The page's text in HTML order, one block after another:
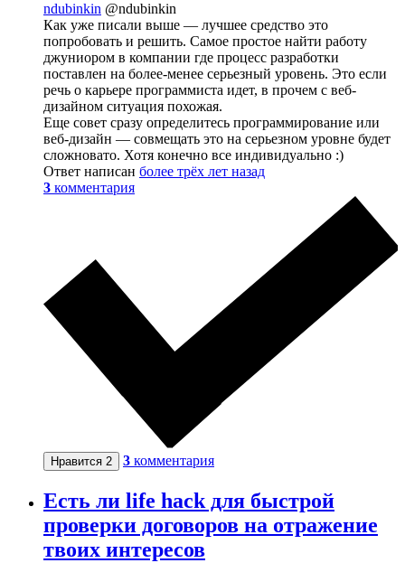
ndubinkin @ndubinkin
Как уже писали выше — лучшее средство это
попробовать и решить. Самое простое найти работу
джуниором в компании где процесс разработки
поставлен на более-менее серьезный уровень. Это если
речь о карьере программиста идет, в прочем с веб-
дизайном ситуация похожая.
Еще совет сразу определитесь программирование или
веб-дизайн — совмещать это на серьезном уровне будет
сложновато. Хотя конечно все индивидуально :)
Ответ написан более трёх лет назад
3 комментария
Нравится 2 3 комментария
Есть ли life hack для быстрой
проверки договоров на отражение
твоих интересов